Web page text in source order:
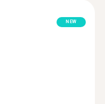
NEW